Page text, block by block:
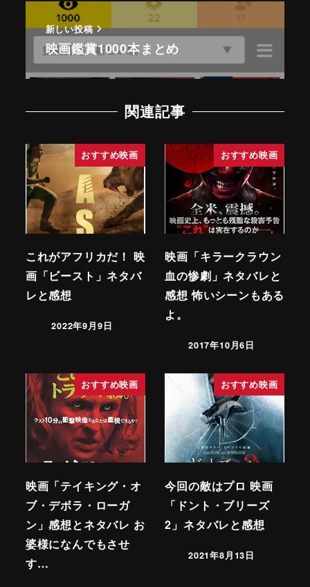
新しい投稿
映画鑑賞1000本まとめ
関連記事
おすすめ映画
これがアフリカだ！ 映
画「ビースト」ネタバ
レと感想
2022年9月9日
おすすめ映画
映画「キラークラウン
血の惨劇」ネタバレと
感想 怖いシーンもある
よ。
2017年10月6日
おすすめ映画
映画「テイキング・オ
ブ・デボラ・ローガ
ン」感想とネタバレ お
婆様になんでもさせ
す…
おすすめ映画
今回の敵はプロ 映画
「ドント・ブリーズ
2」ネタバレと感想
2021年8月13日